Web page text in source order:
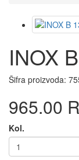
INOX
Šifra proizvoda:
965.00
Kol.